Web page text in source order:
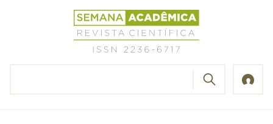
Revista
Científica
Semana